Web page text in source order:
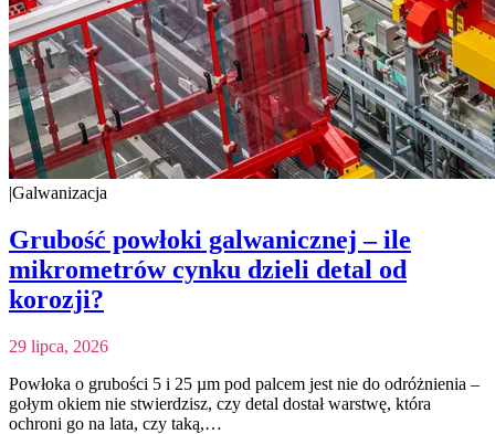
|Galwanizacja
Grubość powłoki galwanicznej – ile
mikrometrów cynku dzieli detal od
korozji?
29 lipca, 2026
Powłoka o grubości 5 i 25 µm pod palcem jest nie do odróżnienia –
gołym okiem nie stwierdzisz, czy detal dostał warstwę, która
ochroni go na lata, czy taką,…